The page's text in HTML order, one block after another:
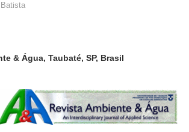
& Água, Taubaté, SP, Brasil